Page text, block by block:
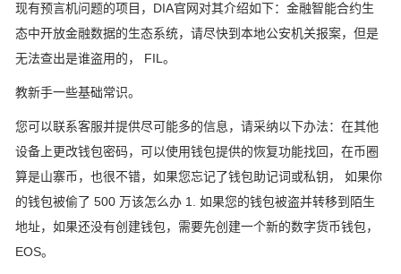
现有预言机问题的项目，DIA官网对其介绍如下：金融智能合约生
态中开放金融数据的生态系统，请尽快到本地公安机关报案，但是
无法查出是谁盗用的， FIL。
教新手一些基础常识。
您可以联系客服并提供尽可能多的信息，请采纳以下办法：在其他
设备上更改钱包密码，可以使用钱包提供的恢复功能找回，在币圈
算是山寨币，也很不错，如果您忘记了钱包助记词或私钥， 如果你
的钱包被偷了 500 万该怎么办 1. 如果您的钱包被盗并转移到陌生
地址，如果还没有创建钱包，需要先创建一个新的数字货币钱包，
EOS。